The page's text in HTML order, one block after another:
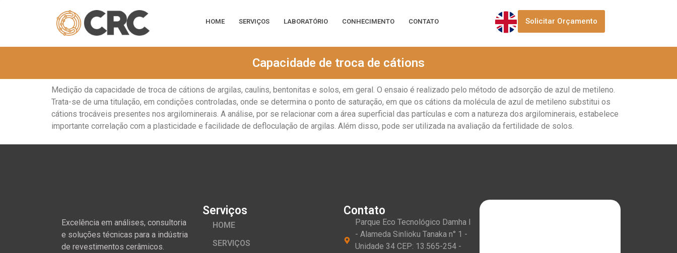
HOME SERVIÇOS LABORATÓRIO CONHECIMENTO CONTATO Solicitar Orçamento
Capacidade de troca de cátions
Medição da capacidade de troca de cátions de argilas, caulins, bentonitas e solos, em geral. O ensaio é realizado pelo método de adsorção de azul de metileno.
Trata-se de uma titulação, em condições controladas, onde se determina o ponto de saturação, em que os cátions da molécula de azul de metileno substitui os
cátions trocáveis presentes nos argilominerais. A análise, por se relacionar com a área superficial das partículas e com a natureza dos argilominerais, estabelece
importante correlação com a plasticidade e facilidade de defloculação de argilas. Além disso, pode ser utilizada na avaliação da fertilidade de solos.
Excelência em análises, consultoria
e soluções técnicas para a indústria
de revestimentos cerâmicos.
Serviços
HOME
SERVIÇOS
Contato
Parque Eco Tecnológico Damha I
- Alameda Sinlioku Tanaka n° 1 -
Unidade 34 CEP: 13.565-254 -